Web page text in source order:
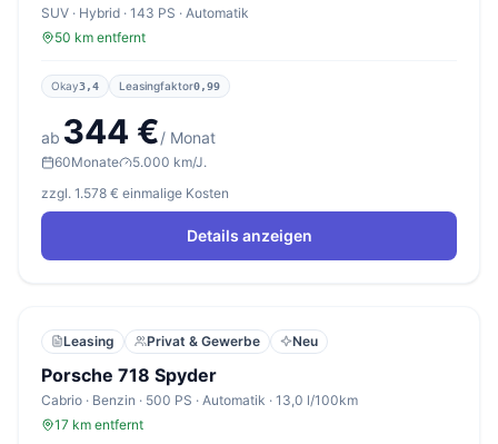
SUV · Hybrid · 143 PS · Automatik
50 km entfernt
Okay3,4 Leasingfaktor0,99
ab 344 €/ Monat
60Monate
5.000 km/J.
zzgl. 1.578 € einmalige Kosten
Details anzeigen
Leasing Privat & Gewerbe Neu
Porsche 718 Spyder
Cabrio · Benzin · 500 PS · Automatik · 13,0 l/100km
17 km entfernt